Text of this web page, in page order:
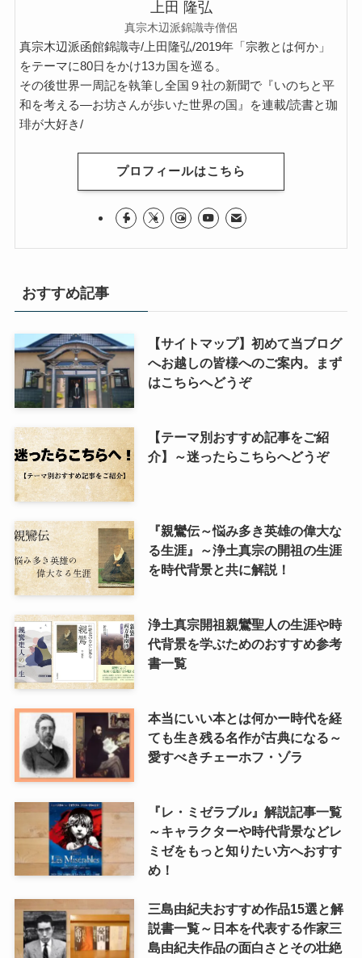
上田 隆弘
真宗木辺派錦識寺僧侶
真宗木辺派函館錦識寺/上田隆弘/2019年「宗教とは何か」
をテーマに80日をかけ13カ国を巡る。
その後世界一周記を執筆し全国９社の新聞で『いのちと平
和を考える―お坊さんが歩いた世界の国』を連載/読書と珈
琲が大好き/
プロフィールはこちら
おすすめ記事
【サイトマップ】初めて当ブログ
へお越しの皆様へのご案内。まず
はこちらへどうぞ
【テーマ別おすすめ記事をご紹
介】～迷ったらこちらへどうぞ
『親鸞伝～悩み多き英雄の偉大な
る生涯』～浄土真宗の開祖の生涯
を時代背景と共に解説！
浄土真宗開祖親鸞聖人の生涯や時
代背景を学ぶためのおすすめ参考
書一覧
本当にいい本とは何かー時代を経
ても生き残る名作が古典になる～
愛すべきチェーホフ・ゾラ
『レ・ミゼラブル』解説記事一覧
～キャラクターや時代背景などレ
ミゼをもっと知りたい方へおすす
め！
三島由紀夫おすすめ作品15選と解
説書一覧～日本を代表する作家三
島由紀夫作品の面白さとその壮絶